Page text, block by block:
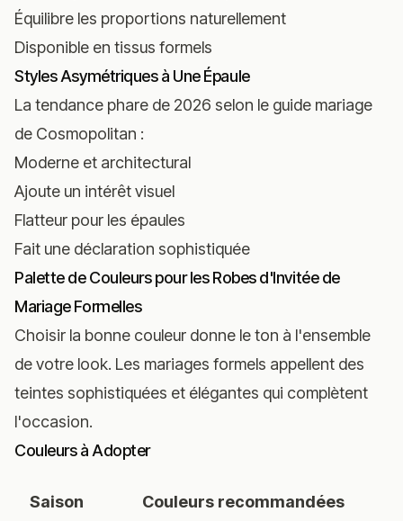
Équilibre les proportions naturellement
Disponible en tissus formels
Styles Asymétriques à Une Épaule
La tendance phare de 2026 selon le guide mariage
de Cosmopolitan :
Moderne et architectural
Ajoute un intérêt visuel
Flatteur pour les épaules
Fait une déclaration sophistiquée
Palette de Couleurs pour les Robes d'Invitée de
Mariage Formelles
Choisir la bonne couleur donne le ton à l'ensemble
de votre look. Les mariages formels appellent des
teintes sophistiquées et élégantes qui complètent
l'occasion.
Couleurs à Adopter
Saison Couleurs recommandées